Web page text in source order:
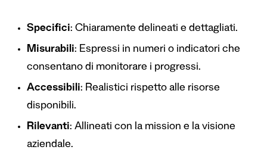
Specifici: Chiaramente delineati e dettagliati.
Misurabili: Espressi in numeri o indicatori che
consentano di monitorare i progressi.
Accessibili: Realistici rispetto alle risorse
disponibili.
Rilevanti: Allineati con la mission e la visione
aziendale.